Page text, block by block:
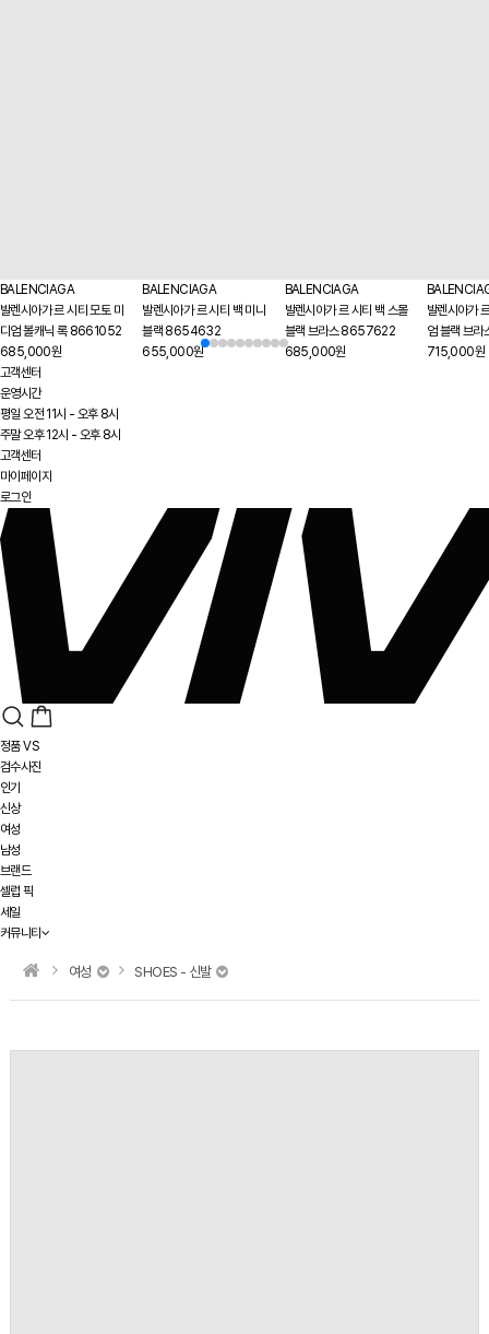
BALENCIAGA
발렌시아가 르 시티 모토 미
디엄 볼캐닉 록 8661052
685,000원
BALENCIAGA
발렌시아가 르 시티 백 미니
블랙 8654632
655,000원
BALENCIAGA
발렌시아가 르 시티 백 스몰
블랙 브라스 8657622
685,000원
발렌시아가
엄 블랙 브
715,000원
고객센터
운영시간
평일 오전 11시 - 오후 8시
주말 오후 12시 - 오후 8시
고객센터
마이페이지
로그인
정품 VS
검수사진
인기
신상
여성
남성
브랜드
셀럽 픽
세일
커뮤니티
여성 SHOES - 신발